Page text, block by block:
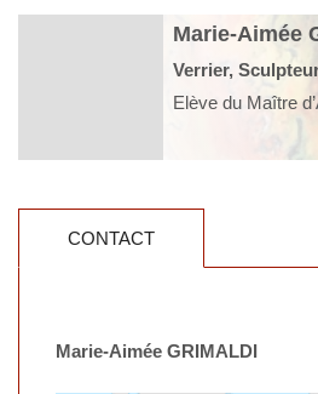
Marie-Aimée
Verrier,
Elève du Maître
CONTACT
Marie-Aimée GRIMALDI